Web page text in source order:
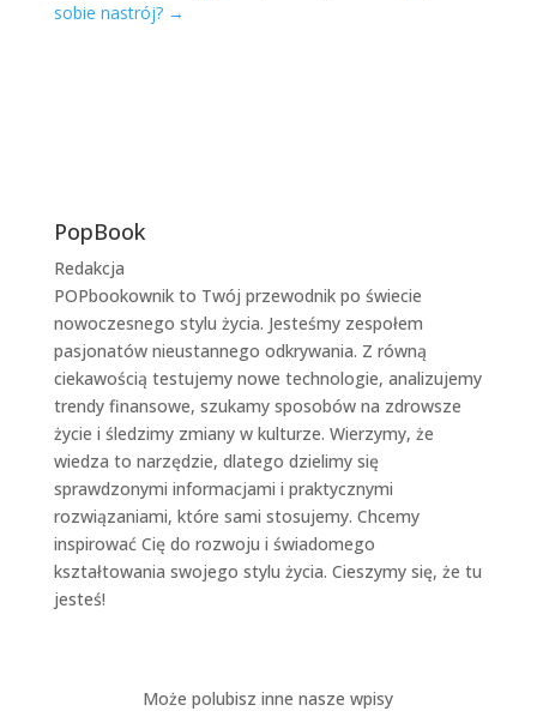
sobie nastrój?→
PopBook
Redakcja
POPbookownik to Twój przewodnik po świecie
nowoczesnego stylu życia. Jesteśmy zespołem
pasjonatów nieustannego odkrywania. Z równą
ciekawością testujemy nowe technologie, analizujemy
trendy finansowe, szukamy sposobów na zdrowsze
życie i śledzimy zmiany w kulturze. Wierzymy, że
wiedza to narzędzie, dlatego dzielimy się
sprawdzonymi informacjami i praktycznymi
rozwiązaniami, które sami stosujemy. Chcemy
inspirować Cię do rozwoju i świadomego
kształtowania swojego stylu życia. Cieszymy się, że tu
jesteś!
Może polubisz inne nasze wpisy